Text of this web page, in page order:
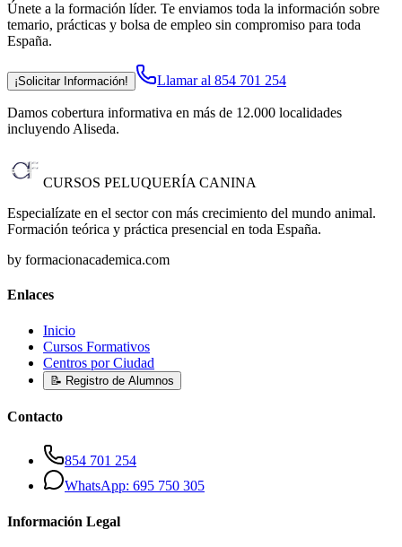
Únete a la formación líder. Te enviamos toda la información sobre
temario, prácticas y bolsa de empleo sin compromiso para toda
España.
¡Solicitar Información! Llamar al 854 701 254
Damos cobertura informativa en más de 12.000 localidades
incluyendo Aliseda.
CURSOS PELUQUERÍA CANINA
Especialízate en el sector con más crecimiento del mundo animal.
Formación teórica y práctica presencial en toda España.
by formacionacademica.com
Enlaces
Inicio
Cursos Formativos
Centros por Ciudad
📝 Registro de Alumnos
Contacto
854 701 254
WhatsApp: 695 750 305
Información Legal